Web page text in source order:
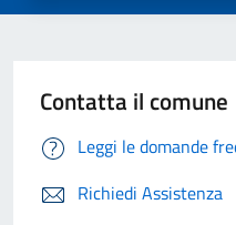
Contatta il comune
Leggi le domande
Richiedi Assistenza